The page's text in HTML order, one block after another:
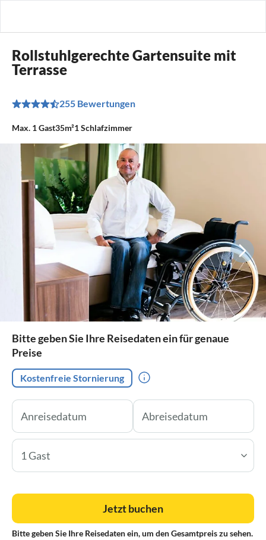
Rollstuhlgerechte Gartensuite mit
Terrasse
255 Bewertungen
Max. 1Gast35m²1Schlafzimmer
Bitte geben Sie Ihre Reisedaten ein für genaue
Preise
Kostenfreie Stornierung
1 Gast
Jetzt buchen
Bitte geben Sie Ihre Reisedaten ein, um den Gesamtpreis zu sehen.